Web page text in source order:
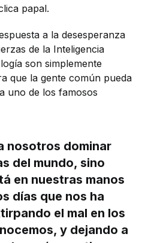
papal.
a la desesperanza
de la Inteligencia
son simplemente
que la gente común pueda
uno de los famosos
nosotros dominar
del mundo, sino
en nuestras manos
días que nos ha
el mal en los
y dejando a